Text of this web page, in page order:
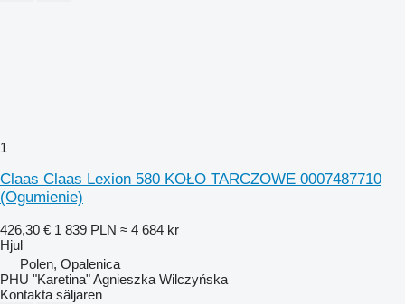
1
Claas Claas Lexion 580 KOŁO TARCZOWE 0007487710
(Ogumienie)
426,30 € 1 839 PLN ≈ 4 684 kr
Hjul
Polen, Opalenica
PHU "Karetina" Agnieszka Wilczyńska
Kontakta säljaren